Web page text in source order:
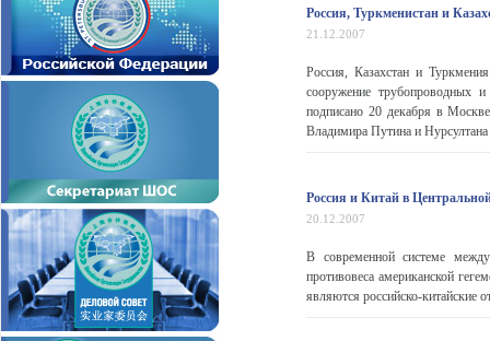
Россия, Туркменистан и
21.12.2007
Россия, Казахстан и
сооружение трубопроводных
подписано 20 декабря в
Владимира Путина и
Россия и Китай в
20.12.2007
В современной системе
противовеса американской
являются российско-китайские